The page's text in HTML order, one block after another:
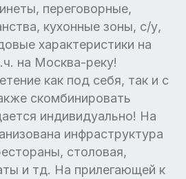
переговорные,
кухонные зоны, с/у,
характеристики на
на Москва-реку!
как под себя, так и с
скомбинировать
индивидуально! На
инфраструктура
столовая,
и тд. На прилегающей к